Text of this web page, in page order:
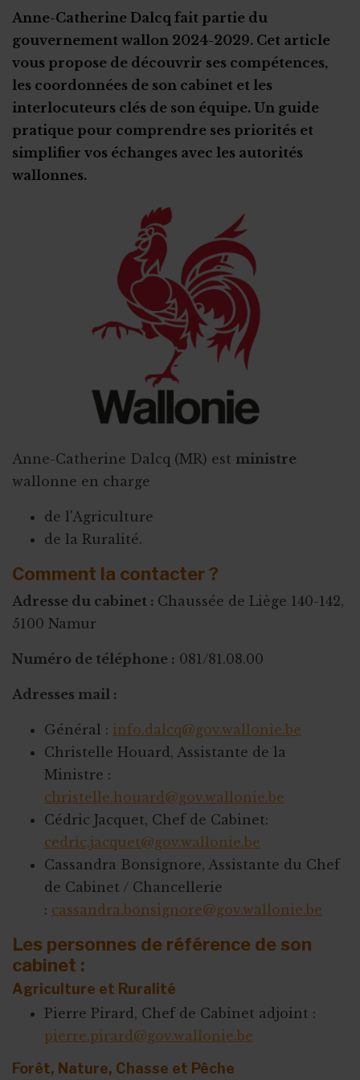
Les subsides
Qui contrôle les dons récoltés par votre ASBL créée pour
un proche ?
Les banques
Des revenus taxés ?
Trop d'argent récolté : que faire ?
Photos d'enfants sur internet
Maladies rares : privilégier le groupe informel à l’ASBL
L'aspect psychologique
Attention à la charge émotionnelle
Trouver la force de se battre au quotidien
En sortir grandi(e)
Gare aux arnaques
Anne-Catherine Dalcq fait partie du
gouvernement wallon 2024-2029. Cet article
vous propose de découvrir ses compétences,
les coordonnées de son cabinet et les
interlocuteurs clés de son équipe. Un guide
pratique pour comprendre ses priorités et
simplifier vos échanges avec les autorités
wallonnes.
Anne-Catherine Dalcq (MR) est ministre
wallonne en charge
de l'Agriculture
de la Ruralité.
Comment la contacter ?
Adresse du cabinet : Chaussée de Liège 140-142,
5100 Namur
Numéro de téléphone : 081/81.08.00
Adresses mail :
Général : info.dalcq@gov.wallonie.be
Christelle Houard, Assistante de la
Ministre :
christelle.houard@gov.wallonie.be
Cédric Jacquet, Chef de Cabinet:
cedric.jacquet@gov.wallonie.be
Cassandra Bonsignore, Assistante du Chef
de Cabinet / Chancellerie
: cassandra.bonsignore@gov.wallonie.be
Les personnes de référence de son
cabinet :
Agriculture et Ruralité
Pierre Pirard, Chef de Cabinet adjoint :
pierre.pirard@gov.wallonie.be
Forêt, Nature, Chasse et Pêche